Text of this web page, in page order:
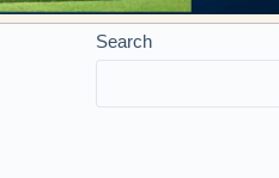
Search